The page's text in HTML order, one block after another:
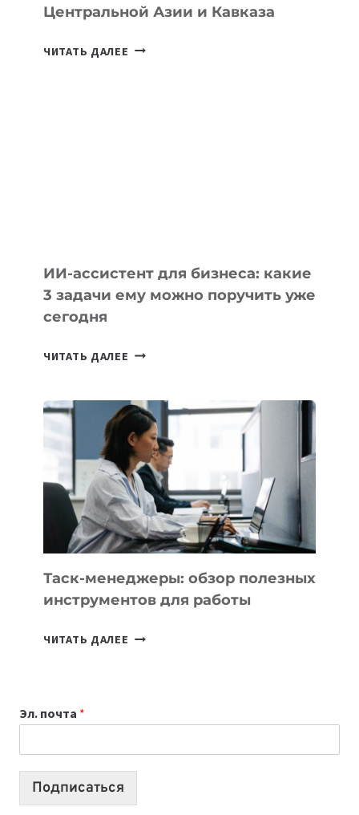
Центральной Азии и Кавказа
ЧИТАТЬ ДАЛЕЕ 10
ИИ-ассистент для бизнеса: какие
3 задачи ему можно поручить уже
сегодня
ЧИТАТЬ ДАЛЕЕ ИИ-
БИЗНЕСА:
КАКИЕ
3
ЗАДАЧИ
ЕМУ
МОЖНО
ПОРУЧИТЬ
УЖЕ
СЕГОДНЯ
Таск-менеджеры: обзор полезных
инструментов для работы
ЧИТАТЬ ДАЛЕЕ ТАСК-
РАБОТЫ
Эл. почта *
Подписаться